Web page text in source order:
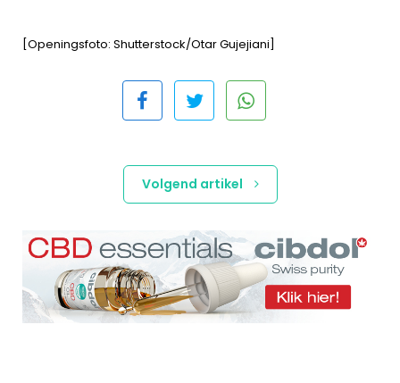
[Openingsfoto: Shutterstock/Otar Gujejiani]
Volgend artikel